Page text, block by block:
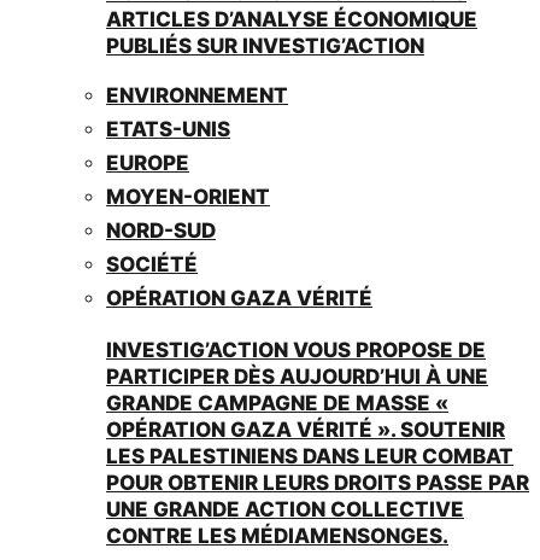
ARTICLES D’ANALYSE ÉCONOMIQUE
PUBLIÉS SUR INVESTIG’ACTION
ENVIRONNEMENT
ETATS-UNIS
EUROPE
MOYEN-ORIENT
NORD-SUD
SOCIÉTÉ
OPÉRATION GAZA VÉRITÉ
INVESTIG’ACTION VOUS PROPOSE DE
PARTICIPER DÈS AUJOURD’HUI À UNE
GRANDE CAMPAGNE DE MASSE «
OPÉRATION GAZA VÉRITÉ ». SOUTENIR
LES PALESTINIENS DANS LEUR COMBAT
POUR OBTENIR LEURS DROITS PASSE PAR
UNE GRANDE ACTION COLLECTIVE
CONTRE LES MÉDIAMENSONGES.